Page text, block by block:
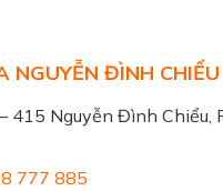
NGUYỄN ĐÌNH CHIỂU
415 Nguyễn Đình Chiểu,
777 885